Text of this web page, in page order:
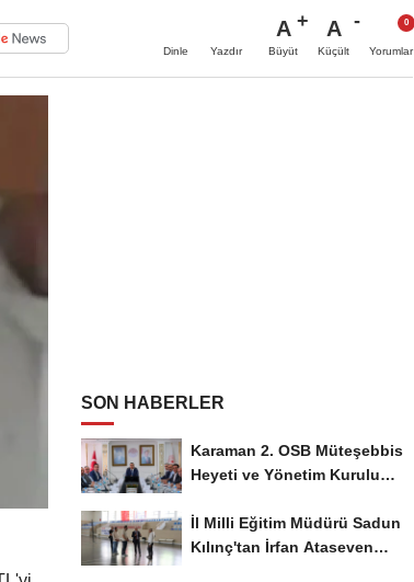
Dinle Yazdır
A
Büyüt
A
Küçült Yorumlar
SON HABERLER
Karaman 2. OSB Müteşebbis
Heyeti ve Yönetim Kurulu
İl Milli Eğitim Müdürü Sadun
Kılınç'tan İrfan Ataseven